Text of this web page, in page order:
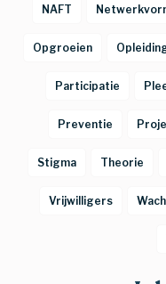
NAFT
Opgroeien
Participatie
Preventie
Stigma Theorie
Vrijwilligers